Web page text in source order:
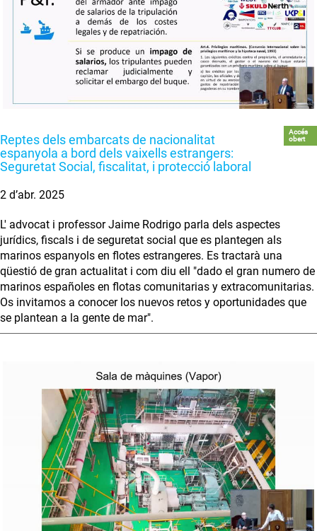
Reptes dels embarcats de nacionalitat
espanyola a bord dels vaixells estrangers:
Seguretat Social, fiscalitat, i protecció laboral
Accés
obert
2 d’abr. 2025
L' advocat i professor Jaime Rodrigo parla dels aspectes
jurídics, fiscals i de seguretat social que es plantegen als
marinos espanyols en flotes estrangeres. Es tractarà una
qüestió de gran actualitat i com diu ell "dado el gran numero de
marinos españoles en flotas comunitarias y extracomunitarias.
Os invitamos a conocer los nuevos retos y oportunidades que
se plantean a la gente de mar".